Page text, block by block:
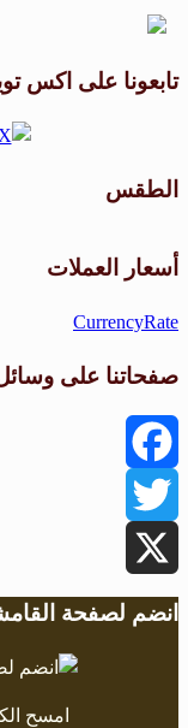
تابعونا على اكس
الطقس
أسعار العملات
CurrencyRate
صفحاتنا على
Facebook
Twitter
X
انضم لصفحة
امسح